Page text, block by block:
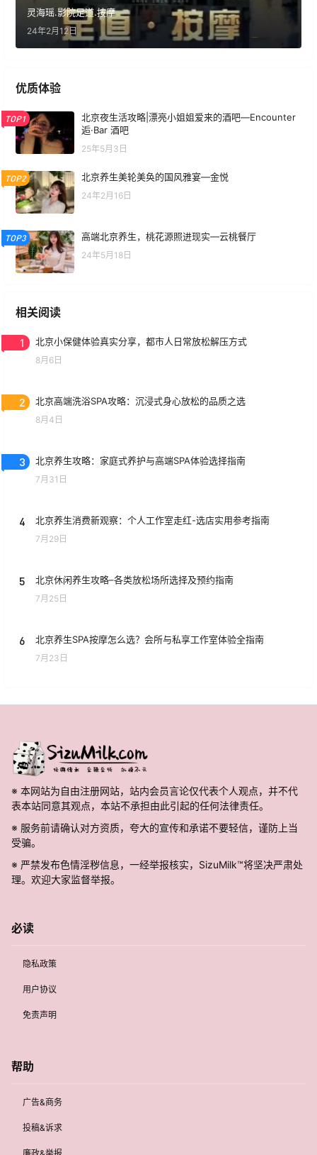
灵海瑶.影院足道.按摩
24年2月12日
优质体验
TOP1
北京夜生活攻略|漂亮小姐姐爱来的酒吧—Encounter
逅·Bar 酒吧
25年5月3日
TOP2 北京养生美轮美奂的国风雅宴—金悦
24年2月16日
TOP3 高端北京养生，桃花源照进现实—云桃餐厅
24年5月18日
相关阅读
1 北京小保健体验真实分享，都市人日常放松解压方式
8月6日
2 北京高端洗浴SPA攻略：沉浸式身心放松的品质之选
8月4日
3 北京养生攻略：家庭式养护与高端SPA体验选择指南
7月31日
4 北京养生消费新观察：个人工作室走红-选店实用参考指南
7月29日
5 北京休闲养生攻略–各类放松场所选择及预约指南
7月25日
6 北京养生SPA按摩怎么选？会所与私享工作室体验全指南
7月23日
※ 本网站为自由注册网站，站内会员言论仅代表个人观点，并不代
表本站同意其观点，本站不承担由此引起的任何法律责任。
※ 服务前请确认对方资质，夸大的宣传和承诺不要轻信，谨防上当
受骗。
※ 严禁发布色情淫秽信息，一经举报核实，SizuMilk™将坚决严肃处
理。欢迎大家监督举报。
必读
隐私政策
用户协议
免责声明
帮助
广告&商务
投稿&诉求